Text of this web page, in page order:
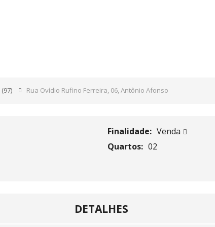
(97) Rua Ovídio Rufino Ferreira, 06, Antônio Afonso
Finalidade: Venda
Quartos: 02
DETALHES